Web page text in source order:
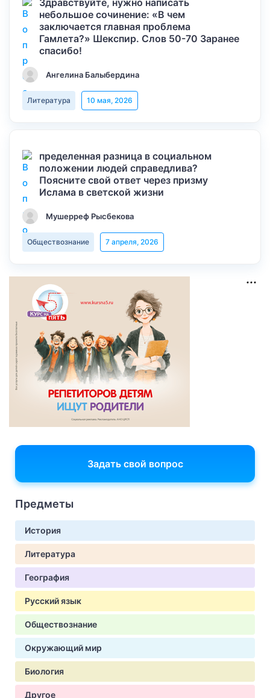
Здравствуйте, нужно написать
небольшое сочинение: «В чем
заключается главная проблема
Гамлета?» Шекспир. Слов 50-70 Заранее
спасибо!
Ангелина Балыбердина
Литература 10 мая, 2026
пределенная разница в социальном
положении людей справедлива?
Поясните свой ответ через призму
Ислама в светской жизни
Мушерреф Рысбекова
Обществознание 7 апреля, 2026
Задать свой вопрос
Предметы
История
Литература
География
Русский язык
Обществознание
Окружающий мир
Биология
Другое